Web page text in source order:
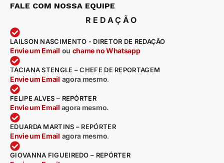
FALE COM NOSSA EQUIPE
REDAÇÃO
LAILSON NASCIMENTO - DIRETOR DE REDAÇÃO
Envie um Email ou chame no Whatsapp
TACIANA STENGLE – CHEFE DE REPORTAGEM
Envie um Email agora mesmo.
FELIPE ALVES – REPÓRTER
Envie um Email agora mesmo.
EDUARDA MARTINS – REPÓRTER
Envie um Email agora mesmo.
GIOVANNA FIGUEIREDO – REPÓRTER